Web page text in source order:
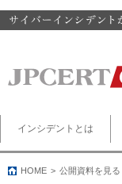
インシデントとは
HOME 公開資料を見る